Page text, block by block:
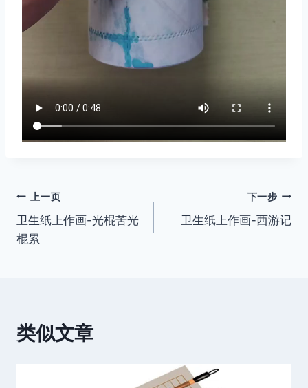
文
章
上一页
卫生纸上作画-光棍苦光
棍累
下一步
卫生纸上作画-西游记
类似文章